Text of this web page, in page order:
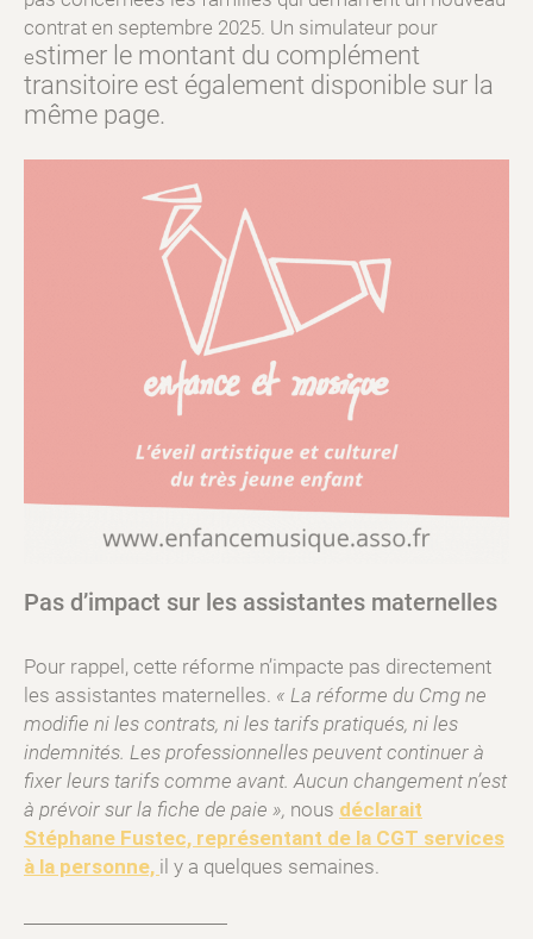
contrat en septembre 2025. Un simulateur pour
estimer le montant du complément
transitoire est également disponible sur la
même page.
Pas d’impact sur les assistantes maternelles
Pour rappel, cette réforme n’impacte pas directement
les assistantes maternelles. « La réforme du Cmg ne
modifie ni les contrats, ni les tarifs pratiqués, ni les
indemnités. Les professionnelles peuvent continuer à
fixer leurs tarifs comme avant. Aucun changement n’est
à prévoir sur la fiche de paie », nous déclarait
Stéphane Fustec, représentant de la CGT services
à la personne, il y a quelques semaines.